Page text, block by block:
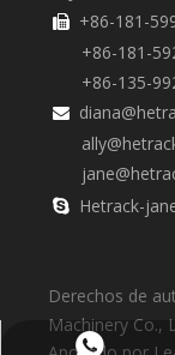

+86-181-
+86-181-
+86-135-

 Hetrack-
Derechos de
Machinery Co.,